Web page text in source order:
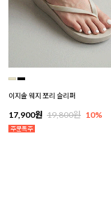
이지솔 웨지 쪼리 슬리퍼
17,900원 19,800원 10%